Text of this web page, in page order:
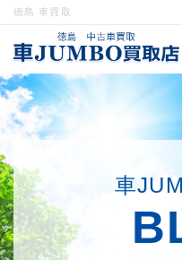
徳島 車買取
車